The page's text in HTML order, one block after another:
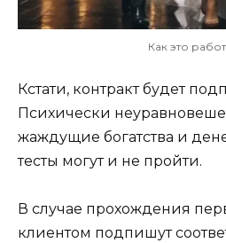
Как это
Кстати, контракт будет
Психически
жаждущие богатства и
тесты могут и не пройти.
В случае прохождения
клиентом подпишут